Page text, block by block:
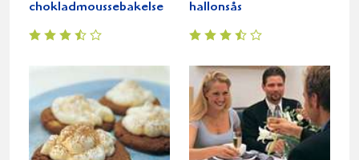
chokladmoussebakelse
hallonsås